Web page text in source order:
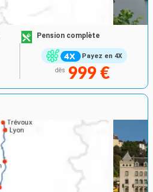
Payez en 4X
Pension complète
dès 999 €